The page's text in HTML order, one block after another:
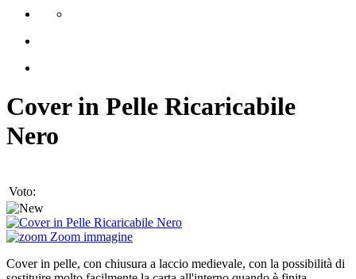
Cover in Pelle Ricaricabile
Nero
Voto:
Zoom immagine
Cover in pelle, con chiusura a laccio medievale, con la possibilità di